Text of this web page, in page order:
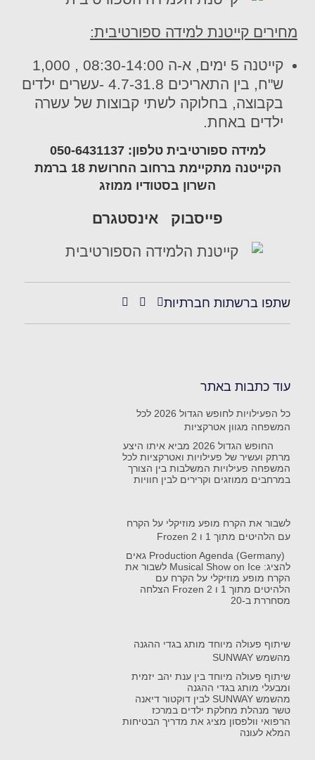
מחירים קייטנת למידה ספורטיבית:
קייטנה 5 ימים, א-ה 08:30-14:00 , 1,000
ש"ח, בין התאריכים 4.7-31.8 -עשרים ילדים
בקבוצה, בחלוקה לשתי קבוצות של עשרה
ילדים באחת.
למידה ספורטיבית טלפון: 050-6431137
הקייטנה מתקיימת ברחוב החרושת 18 ברמת
השרון בסטודיו ממוזג
פייסבוק אינסטגרם
שתפו ברשתות חברתיות
עוד כתבות באתר
כל הפעילויות לחופש הגדול 2026 לכל
המשפחה מגוון אטרקציות
החופש הגדול 2026 מביא איתו היצע
מרתק ועשיר של פעילויות ואטרקציות לכל
המשפחה פעילויות המשלבות בין הצורך
במרחבים ממוזגים וקרירים לבין חוויות
לשבור את הקרח מופע מוזיקלי על הקרח
עם הלהיטים מתוך 1 ו Frozen 2
Production Agenda (Germany) גאים
להציג: Musical Show on Ice לשבור את
הקרח מופע מוזיקלי על הקרח עם
הלהיטים מתוך 1 ו Frozen 2 הצלחה
מסחררת ב-20
שיתוף פעולה מיוחד מותג בגדי ההגנה
מהשמש SUNWAY
שיתוף פעולה מיוחד בין ענת יהב יזמית
ומבעלי מותג בגדי ההגנה
מהשמש SUNWAY לבין דוקטור דיאנה
טשר מנהלת מחלקת ילדים במרכז
הרפואי וולפסון מציג את מדריך הבטיחות
המלא לעונה